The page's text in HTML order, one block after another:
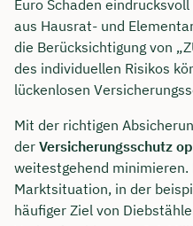
Euro Schaden
aus Hausrat- und
die Berücksichtigung von
des individuellen Risikos
lückenlosen
Mit der richtigen
der Versicherungsschutz
weitestgehend minimieren.
Marktsituation, in der
häufiger Ziel von